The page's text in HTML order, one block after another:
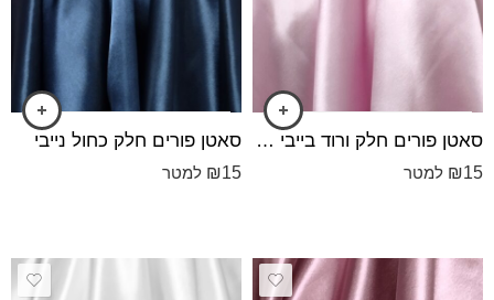
סאטן פורים חלק ורוד בייבי מעושן
₪15 למטר
סאטן פורים חלק כחול נייבי
₪15 למטר